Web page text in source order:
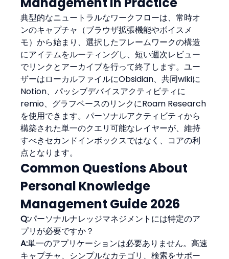
典型的なニュートラルなワークフローは、常時オ
ンのキャプチャ（ブラウザ拡張機能やボイスメ
モ）から始まり、選択したフレームワークの構造
にアイテムをルーティングし、短い週次レビュー
でリンクとアーカイブを行って終了します。ユー
ザーはローカルファイルにObsidian、共同wikiに
Notion、パッシブデバイスアクティビティに
remio、グラフベースのリンクにRoam Research
を使用できます。パーソナルアクティビティから
構築された単一のクエリ可能なレイヤーが、維持
すべきセカンドインボックスではなく、コアの利
点となります。
Common Questions About
Personal Knowledge
Management Guide 2026
Q:パーソナルナレッジマネジメントには特定のア
プリが必要ですか？
A:単一のアプリケーションは必要ありません。高速
キャプチャ、シンプルなカテゴリ、検索をサポー